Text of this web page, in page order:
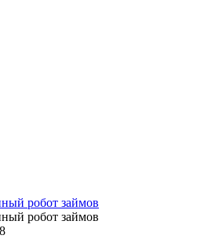
робот займов
робот займов